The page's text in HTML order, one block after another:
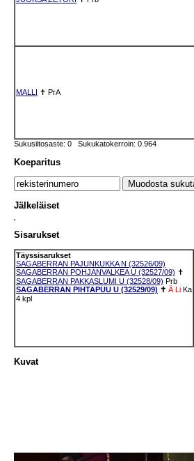
MALLI ✝ PrA
Sukusiitosaste: 0 Sukukatokerroin: 0.964
Koeparitus
Jälkeläiset
Sisarukset
Täyssisarukset
SAGABERRAN PAJUNKUKKA N (32526/09)
SAGABERRAN POHJANVALKEA U (32527/09) ✝
SAGABERRAN PAKKASLUMI U (32528/09) Prb
SAGABERRAN PIHTAPUU U (32529/09) ✝ Ä Li Ka
4 kpl
Kuvat